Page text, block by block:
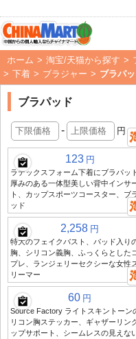
ホーム > 淘宝/天猫から探す >
> 下着 > ブラジャー > ブラパ
ブラパッド
- 円
123 円
ラテックスフォーム下着にブラパッ
厚みのある一体型美しい背中インサ
ト、カップスポーツコースター、ブ
ッド
2,258 円
特大のフェイクバスト、パッド入り
胸、シリコン義胸、ふっくらとした
プレ、ランジェリーセクシーな女性
リーマー
60 円
Source Factory ライトスキントーン
リコン胸ステッカー、ギャザーリン
ップサポート、シームレスの見えな